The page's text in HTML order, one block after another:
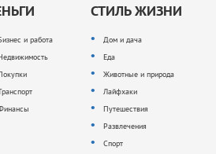
и работа
СТИЛЬ ЖИЗНИ
Дом и дача
Еда
Животные и природа
Лайфхаки
Путешествия
Развлечения
Спорт